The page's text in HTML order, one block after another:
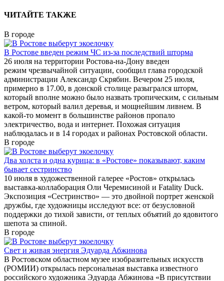
ЧИТАЙТЕ ТАКЖЕ
В городе
В Ростове введен режим ЧС из-за последствий шторма
26 июля на территории Ростова-на-Дону введен
режим чрезвычайной ситуации, сообщил глава городской
администрации Александр Скрябин. Вечером 25 июля,
примерно в 17.00, в донской столице разыгрался шторм,
который вполне можно было назвать тропическим, с сильным
ветром, который валил деревья, и мощнейшим ливнем. В
какой-то момент в большинстве районов пропало
электричество, вода и интернет. Похожая ситуация
наблюдалась и в 14 городах и районах Ростовской области.
В городе
Два холста и одна курица: в «Ростове» показывают, каким
бывает сестринство
10 июля в художественной галерее «Ростов» открылась
выставка-коллаборация Оли Черемисиной и Fatality Duck.
Экспозиция «Сестринство» — это двойной портрет женской
дружбы, где художницы исследуют все: от безусловной
поддержки до тихой зависти, от теплых объятий до ядовитого
шепота за спиной.
В городе
Свет и живая энергия Эдуарда Абжинова
В Ростовском областном музее изобразительных искусств
(РОМИИ) открылась персональная выставка известного
российского художника Эдуарда Абжинова «В присутствии